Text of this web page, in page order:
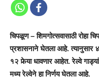
चिपळूण – शिमगोत्सवासाठी रोहा
प्रशासनाने घेतला आहे. त्यानुसार
१२ फेर्‍या धावणार आहेत. रेल्वे
मध्य रेल्वेने हा निर्णय घेतला आहे.